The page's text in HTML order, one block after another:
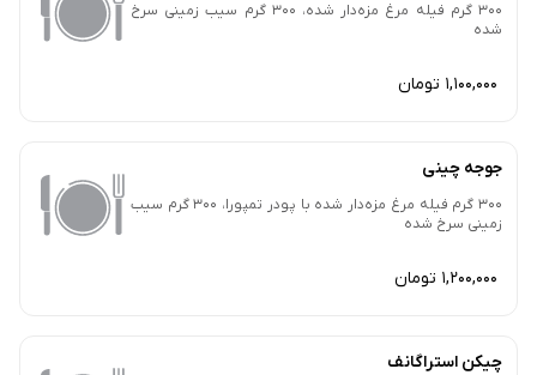
300 گرم فیله مرغ مزه‌دار شده، 300 گرم سیب زمینی سرخ
شده
1,100,000 تومان
جوجه چینی
300 گرم فیله مرغ مزه‌دار شده با پودر تمپورا، 300 گرم سیب
زمینی سرخ شده
1,200,000 تومان
چیکن استراگانف